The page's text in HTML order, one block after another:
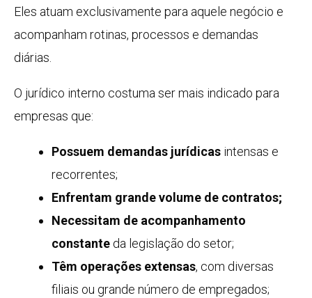
Eles atuam exclusivamente para aquele negócio e
acompanham rotinas, processos e demandas
diárias.
O jurídico interno costuma ser mais indicado para
empresas que:
Possuem demandas jurídicas intensas e
recorrentes;
Enfrentam grande volume de contratos;
Necessitam de acompanhamento
constante da legislação do setor;
Têm operações extensas, com diversas
filiais ou grande número de empregados;